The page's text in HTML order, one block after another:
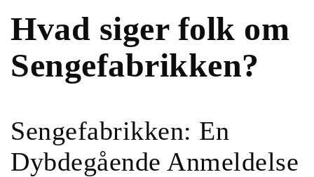
Hvad siger folk om
Sengefabrikken?
Sengefabrikken: En
Dybdegående Anmeldelse